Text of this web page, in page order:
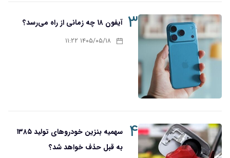
۳ آیفون ۱۸ چه زمانی از راه می‌رسد؟
۱۴۰۵/۰۵/۱۸ ۱۱:۲۲
۴
سهمیه بنزین خودروهای تولید ۱۳۸۵
به قبل حذف خواهد شد؟